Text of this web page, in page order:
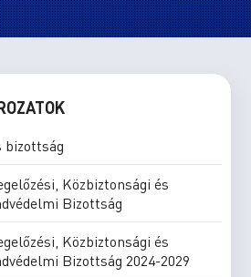
bizottság
Közbiztonsági és
Bizottság
Közbiztonsági és
Bizottság 2024-2029